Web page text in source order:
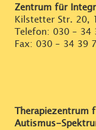
Zentrum für
Kilstetter Str. 20,
Telefon: 030 – 34
Fax: 030 – 34 39
Therapiezentrum
Autismus-